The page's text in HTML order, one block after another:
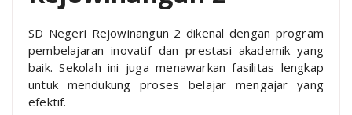
SD Negeri Rejowinangun 2 dikenal dengan program
pembelajaran inovatif dan prestasi akademik yang
baik. Sekolah ini juga menawarkan fasilitas lengkap
untuk mendukung proses belajar mengajar yang
efektif.